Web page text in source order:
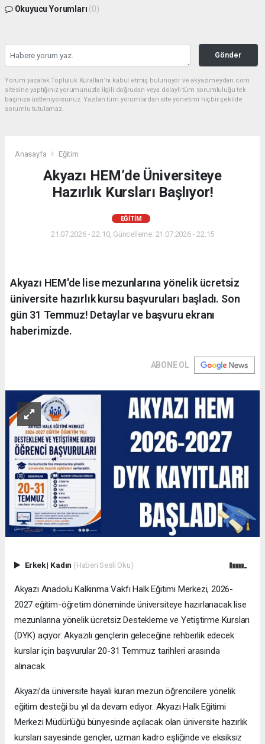
Okuyucu Yorumları (0)
Gönder
Yorum yazarak Topluluk Kuralları’nı kabul etmiş bulunuyor ve akyazimeydan.com
sitesine yaptığınız yorumunuzla ilgili doğrudan veya dolaylı tüm sorumluluğu tek
başınıza üstleniyorsunuz. Yazılan tüm yorumlardan site yönetimi hiçbir şekilde
sorumlu tutulamaz.
Anasayfa Eğitim
Akyazı HEM’de Üniversiteye
Hazırlık Kursları Başlıyor!
EĞITIM
21.07.2026 - 22:10, Güncelleme: 21.07.2026 - 22:15
Akyazı HEM'de lise mezunlarına yönelik ücretsiz
üniversite hazırlık kursu başvuruları başladı. Son
gün 31 Temmuz! Detaylar ve başvuru ekranı
haberimizde.
ABONE OL
Erkek| Kadın (Haberi Sesli Oku)
Akyazı Anadolu Kalkınma Vakfı Halk Eğitimi Merkezi, 2026-
2027 eğitim-öğretim döneminde üniversiteye hazırlanacak lise
mezunlarına yönelik ücretsiz Destekleme ve Yetiştirme Kursları
(DYK) açıyor. Akyazılı gençlerin geleceğine rehberlik edecek
kurslar için başvurular 20-31 Temmuz tarihleri arasında
alınacak.
Akyazı’da üniversite hayali kuran mezun öğrencilere yönelik
eğitim desteği bu yıl da devam ediyor. Akyazı Halk Eğitimi
Merkezi Müdürlüğü bünyesinde açılacak olan üniversite hazırlık
kursları sayesinde gençler, uzman kadro eşliğinde ve eksiksiz